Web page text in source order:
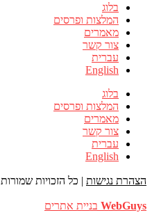
בלוג
המלצות ופרסים
מאמרים
צור קשר
עברית
English
בלוג
המלצות ופרסים
מאמרים
צור קשר
עברית
English
הצהרת נגישות | כל הזכויות שמורות Ⓒ לנורית גפן
WebGuys בניית אתרים